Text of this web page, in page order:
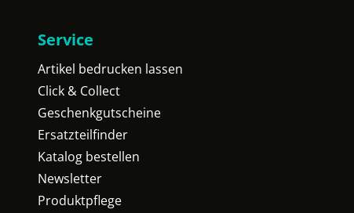
Service
Artikel bedrucken lassen
Click & Collect
Geschenkgutscheine
Ersatzteilfinder
Katalog bestellen
Newsletter
Produktpflege